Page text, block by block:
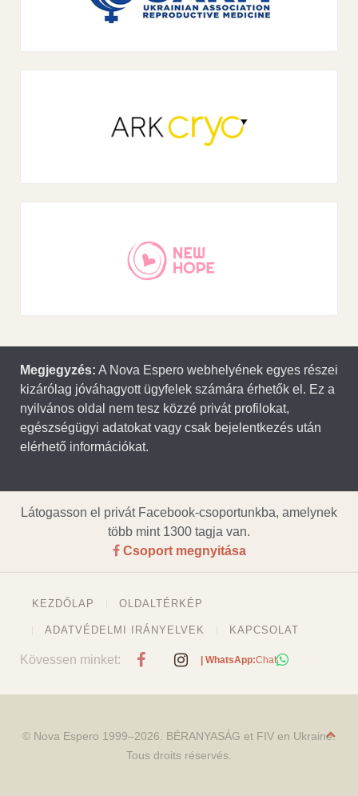
Megjegyzés: A Nova Espero webhelyének egyes részei
kizárólag jóváhagyott ügyfelek számára érhetők el. Ez a
nyilvános oldal nem tesz közzé privát profilokat,
egészségügyi adatokat vagy csak bejelentkezés után
elérhető információkat.
Látogasson el privát Facebook-csoportunkba, amelynek
több mint 1300 tagja van.
Csoport megnyitása
KEZDŐLAP OLDALTÉRKÉP
ADATVÉDELMI IRÁNYELVEK KAPCSOLAT
Kövessen minket: | WhatsApp:Chat
© Nova Espero 1999–2026. BÉRANYASÁG et FIV en Ukraine.
Tous droits réservés.